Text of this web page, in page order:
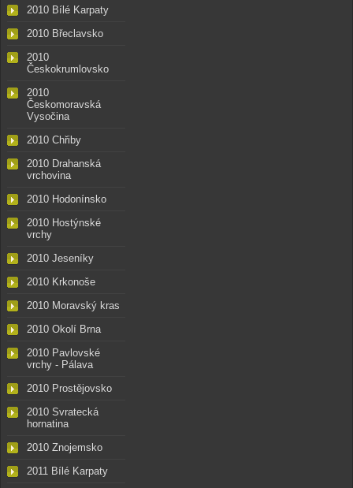
2010 Bílé Karpaty
2010 Břeclavsko
2010
Českokrumlovsko
2010
Českomoravská
Vysočina
2010 Chřiby
2010 Drahanská
vrchovina
2010 Hodonínsko
2010 Hostýnské
vrchy
2010 Jeseníky
2010 Krkonoše
2010 Moravský kras
2010 Okolí Brna
2010 Pavlovské
vrchy - Pálava
2010 Prostějovsko
2010 Svratecká
hornatina
2010 Znojemsko
2011 Bílé Karpaty